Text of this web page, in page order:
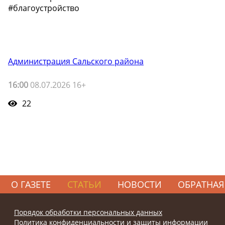
#благоустройство
Администрация Сальского района
16:00 08.07.2026 16+
22
О ГАЗЕТЕ СТАТЬИ НОВОСТИ
Порядок обработки персональных данных
Политика конфиденциальности и защиты информации